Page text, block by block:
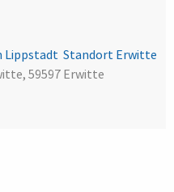
 Standort Erwitte
59597 Erwitte